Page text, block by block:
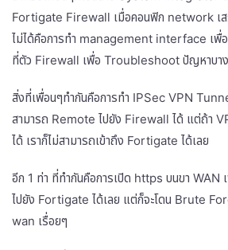
Fortigate Firewall เมื่อคอนฟิก network เส
ไม่ได้คือการทำ management interface เพื่อ
ที่ตัว Firewall เพื่อ Troubleshoot ปัญหาบาง
สิ่งที่เพื่อนๆทำกันคือการทำ IPSec VPN
สามารถ Remote ไปยัง Firewall ได้ แต่ถ้า
ได้ เราก็ไม่สามารถเข้าถึง Fortigate ได้เลย
อีก 1 ท่า ที่ทำกันคือการเปิด https บนขา WAN
ไปยัง Fortigate ได้เลย แต่ก็จะโดน Brute
wan เรื่อยๆ